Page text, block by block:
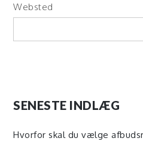
Websted
SENESTE INDLÆG
Hvorfor skal du vælge